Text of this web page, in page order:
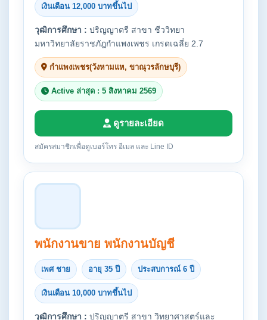
เงินเดือน 12,000 บาทขึ้นไป
วุฒิการศึกษา : ปริญญาตรี สาขา ชีววิทยา
มหาวิทยาลัยราชภัฎกำแพงเพชร เกรดเฉลี่ย 2.7
กำแพงเพชร(วังหามแห, ขาณุวรลักษบุรี)
Active ล่าสุด : 5 สิงหาคม 2569
ดูรายละเอียด
สมัครสมาชิกเพื่อดูเบอร์โทร อีเมล และ Line ID
พนักงานขาย พนักงานบัญชี
เพศ ชาย อายุ 35 ปี ประสบการณ์ 6 ปี
เงินเดือน 10,000 บาทขึ้นไป
วุฒิการศึกษา : ปริญญาตรี สาขา วิทยาศาสตร์และ